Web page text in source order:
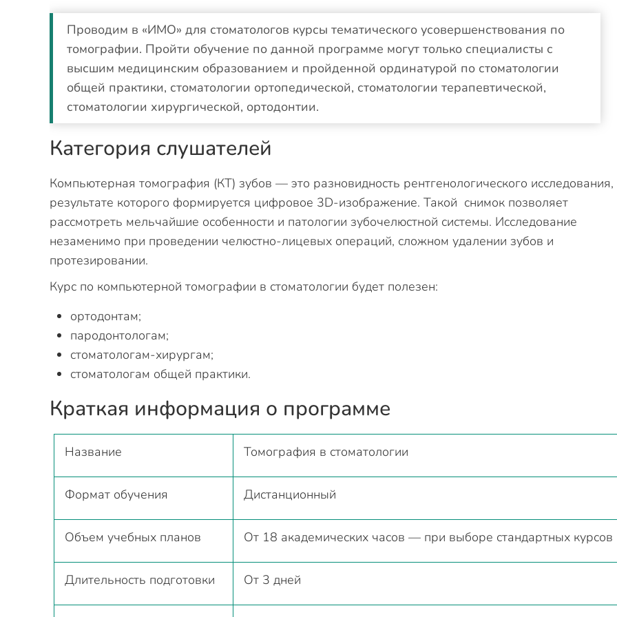
Проводим в «ИМО» для стоматологов курсы тематического усовершенствования по
томографии. Пройти обучение по данной программе могут только специалисты с
высшим медицинским образованием и пройденной ординатурой по стоматологии
общей практики, стоматологии ортопедической, стоматологии терапевтической,
стоматологии хирургической, ортодонтии.
Категория слушателей
Компьютерная томография (КТ) зубов — это разновидность рентгенологического исследования,
результате которого формируется цифровое 3D-изображение. Такой снимок позволяет
рассмотреть мельчайшие особенности и патологии зубочелюстной системы. Исследование
незаменимо при проведении челюстно-лицевых операций, сложном удалении зубов и
протезировании.
Курс по компьютерной томографии в стоматологии будет полезен:
ортодонтам;
пародонтологам;
стоматологам-хирургам;
стоматологам общей практики.
Краткая информация о программе
Название Томография в стоматологии
Формат обучения Дистанционный
Объем учебных планов От 18 академических часов — при выборе стандартных курсов
Длительность подготовки От 3 дней